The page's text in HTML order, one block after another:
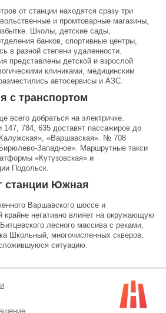
от станции находятся сразу три
и промтоварные магазины,
Школы, детские сады,
банков, спортивные центры,
в разной степени удаленности.
представлены детской и взрослой
клиниками, медицинским
автосервисы и АЗС.
с транспортом
всего добраться на электричке.
784, 635 доставят пассажиров до
«Варшавская». № 708
Западное». Маршрутные такси
«Кутузовская» и
Подольск.
станции Южная
Варшавского шоссе и
крайне негативно влияет на окружающую
лесного массива с реками,
Школьный, многочисленных скверов,
ситуацию.